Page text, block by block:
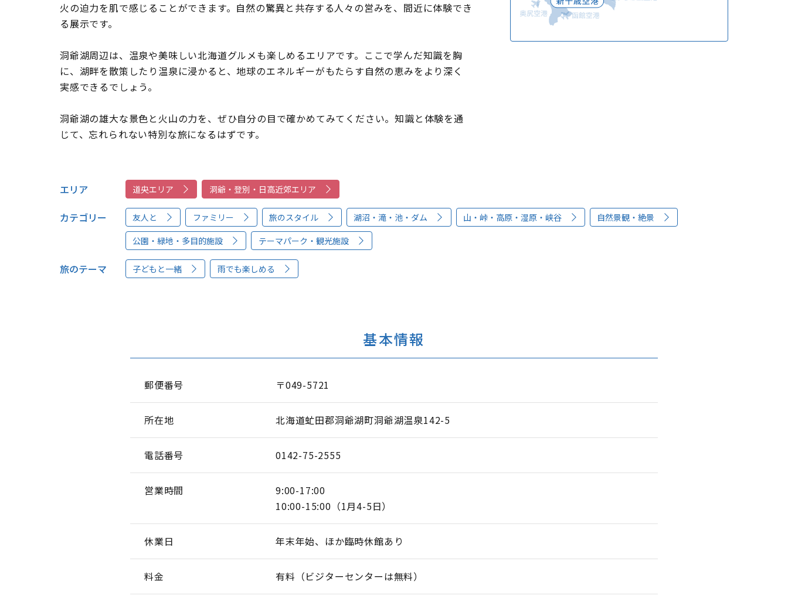
火の迫力を肌で感じることができます。自然の驚異と共存する人々の営みを、間近に体験でき
る展示です。
洞爺湖周辺は、温泉や美味しい北海道グルメも楽しめるエリアです。ここで学んだ知識を胸
に、湖畔を散策したり温泉に浸かると、地球のエネルギーがもたらす自然の恵みをより深く
実感できるでしょう。
洞爺湖の雄大な景色と火山の力を、ぜひ自分の目で確かめてみてください。知識と体験を通
じて、忘れられない特別な旅になるはずです。
エリア 道央エリア 洞爺・登別・日高近郊エリア
カテゴリー 友人と ファミリー 旅のスタイル 湖沼・滝・池・ダム 山・峠・高原・湿原・峡谷
自然景観・絶景
公園・緑地・多目的施設
テーマパーク・観光施設
旅のテーマ 子どもと一緒 雨でも楽しめる
基本情報
郵便番号 〒049-5721
所在地 北海道虻田郡洞爺湖町洞爺湖温泉142-5
電話番号 0142-75-2555
営業時間
9:00-17:00
10:00-15:00（1月4-5日）
休業日 年末年始、ほか臨時休館あり
料金 有料（ビジターセンターは無料）